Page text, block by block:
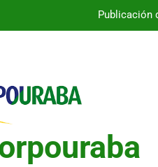
Publicación
Publicación